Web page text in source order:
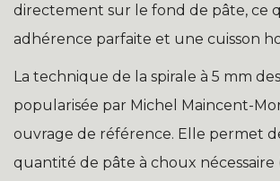
directement sur le fond de pâte, ce
adhérence parfaite et une cuisson
La technique de la spirale à 5 mm
popularisée par Michel Maincent-
ouvrage de référence. Elle permet
quantité de pâte à choux nécessaire